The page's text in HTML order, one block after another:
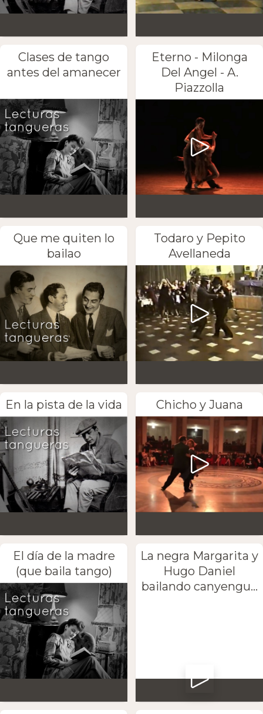
Clases de tango
antes del amanecer
Eterno - Milonga
Del Angel - A.
Piazzolla
Que me quiten lo
bailao
Todaro y Pepito
Avellaneda
En la pista de la vida Chicho y Juana
El día de la madre
(que baila tango)
La negra Margarita y
Hugo Daniel
bailando canyengu...